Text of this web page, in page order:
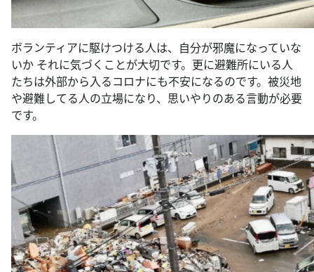
ボランティアに駆けつける人は、自分が邪魔になっていな
いか それに気づくことが大切です。更に避難所にいる人
たちは外部から入るコロナにも不安になるのです。被災地
や避難してる人の立場になり、思いやりのある言動が必要
です。